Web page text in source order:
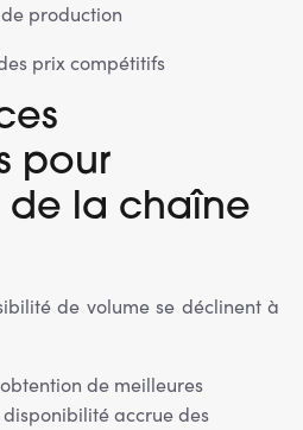
production
prix compétitifs
pour
de la chaîne
de volume se déclinent à
obtention de meilleures
accrue des